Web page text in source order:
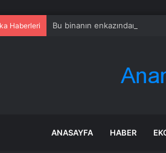
Haberleri Bu binanın enkazından iki
ANASAYFA HABER